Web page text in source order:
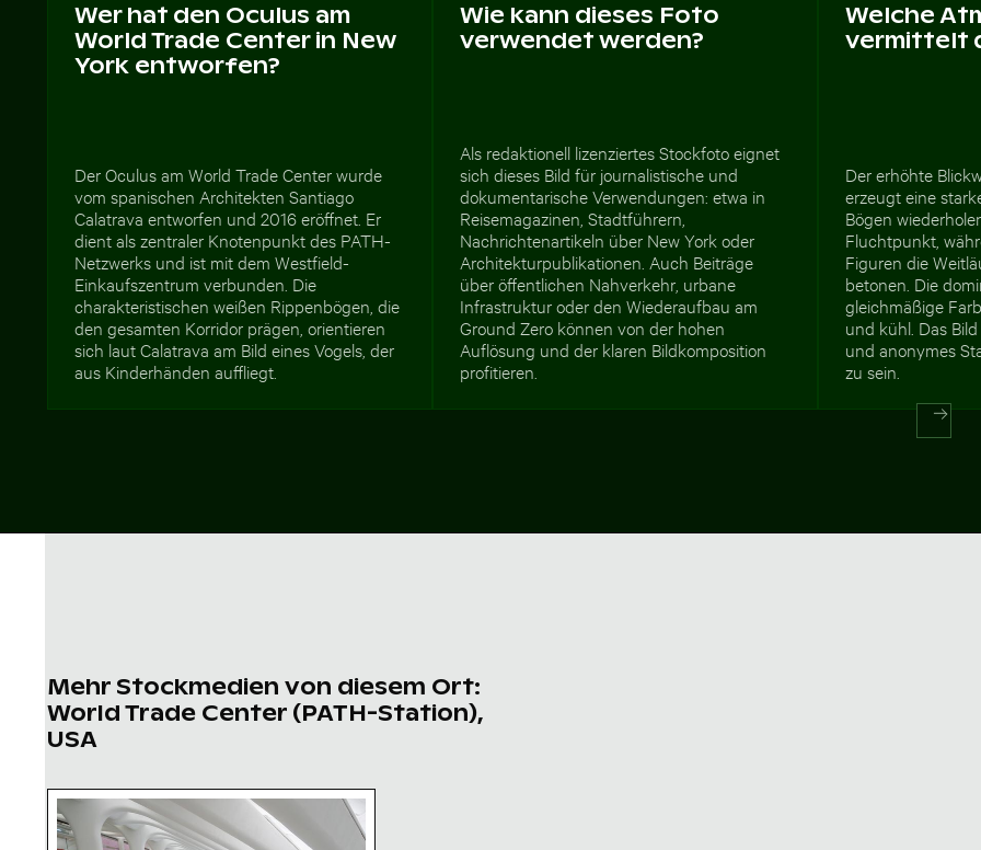
Wer hat den Oculus am
World Trade Center in New
York entworfen?
Der Oculus am World Trade Center wurde
vom spanischen Architekten Santiago
Calatrava entworfen und 2016 eröffnet. Er
dient als zentraler Knotenpunkt des PATH-
Netzwerks und ist mit dem Westfield-
Einkaufszentrum verbunden. Die
charakteristischen weißen Rippenbögen, die
den gesamten Korridor prägen, orientieren
sich laut Calatrava am Bild eines Vogels, der
aus Kinderhänden auffliegt.
Wie kann dieses Foto
verwendet werden?
Als redaktionell lizenziertes Stockfoto eignet
sich dieses Bild für journalistische und
dokumentarische Verwendungen: etwa in
Reisemagazinen, Stadtführern,
Nachrichtenartikeln über New York oder
Architekturpublikationen. Auch Beiträge
über öffentlichen Nahverkehr, urbane
Infrastruktur oder den Wiederaufbau am
Ground Zero können von der hohen
Auflösung und der klaren Bildkomposition
profitieren.
Welche
vermittelt
Der erhöhte
erzeugt eine
Bögen
Fluchtpunkt,
Figuren die
betonen. Die
gleichmäßige
und kühl. Das
und anonymes
zu sein.
Mehr Stockmedien von diesem Ort:
World Trade Center (PATH-Station),
USA
Innenansicht der PATH-Station World Trade Center mit Pendlern